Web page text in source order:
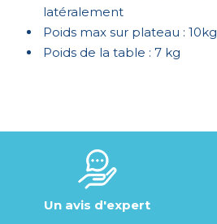
latéralement
Poids max sur plateau : 10kg
Poids de la table : 7 kg
Un avis d'expert